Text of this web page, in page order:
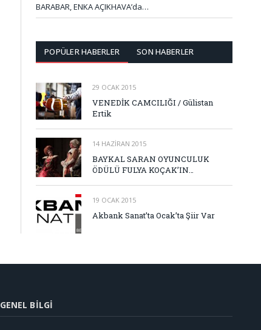
BARABAR, ENKA AÇIKHAVA’da…
POPÜLER HABERLER SON HABERLER
29 OCAK 2015
VENEDİK CAMCILIĞI / Gülistan
Ertik
14 HAZIRAN 2015
BAYKAL SARAN OYUNCULUK
ÖDÜLÜ FULYA KOÇAK’IN…
19 OCAK 2015
Akbank Sanat’ta Ocak’ta Şiir Var
GENEL BILGI